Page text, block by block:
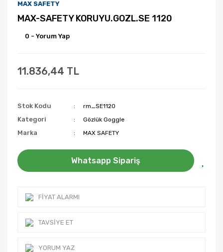
MAX SAFETY
MAX-SAFETY KORUYU.GOZL.SE 1120
0 - Yorum Yap
11.836,44 TL
Stok Kodu rm_SE1120
Kategori Gözlük Goggle
Marka MAX SAFETY
Whatsapp Sipariş
FIYAT ALARMI
TAVSIYE ET
YORUM YAZ